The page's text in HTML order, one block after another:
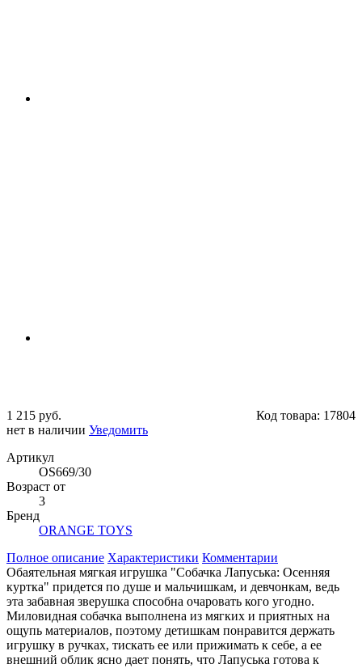
1 215 руб. Код товара: 17804
нет в наличии Уведомить
Артикул
OS669/30
Возраст от
3
Бренд
ORANGE TOYS
Полное описание Характеристики Комментарии
Обаятельная мягкая игрушка "Собачка Лапуська: Осенняя
куртка" придется по душе и мальчишкам, и девчонкам, ведь
эта забавная зверушка способна очаровать кого угодно.
Миловидная собачка выполнена из мягких и приятных на
ощупь материалов, поэтому детишкам понравится держать
игрушку в ручках, тискать ее или прижимать к себе, а ее
внешний облик ясно дает понять, что Лапуська готова к